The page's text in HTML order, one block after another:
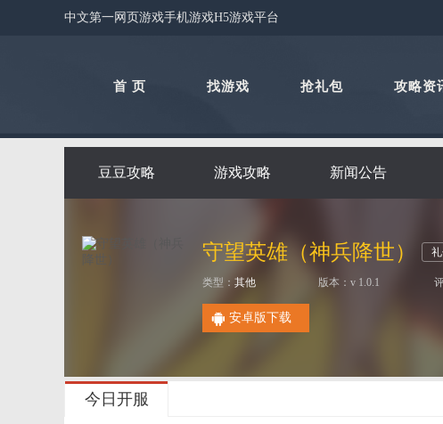
中文第一网页游戏手机游戏H5游戏平台
首 页 找游戏 抢礼包 攻略资
豆豆攻略 游戏攻略 新闻公告
守望英雄（神兵降世）
类型： 其他 版本：v 1.0.1
安卓版下载
今日开服